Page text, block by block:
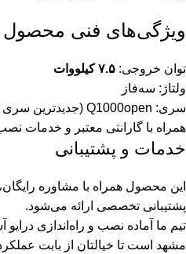
ویژگی‌های فنی محصول
توان خروجی: ۷.۵ کیلووات
ولتاژ: سه‌فاز
سری: Q1000open (جدیدترین سری تولید کیوما)
همراه با گارانتی معتبر و خدمات
خدمات و پشتیبانی
این محصول همراه با مشاوره
پشتیبانی تخصصی ارائه می‌شود.
تیم ما آماده نصب و راه‌اندازی
مشهد است تا خیالتان از بابت